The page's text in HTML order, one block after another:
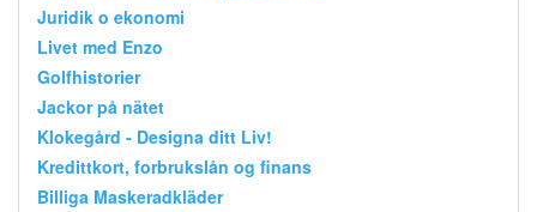
Juridik o ekonomi
Livet med Enzo
Golfhistorier
Jackor på nätet
Klokegård - Designa ditt Liv!
Kredittkort, forbrukslån og finans
Billiga Maskeradkläder